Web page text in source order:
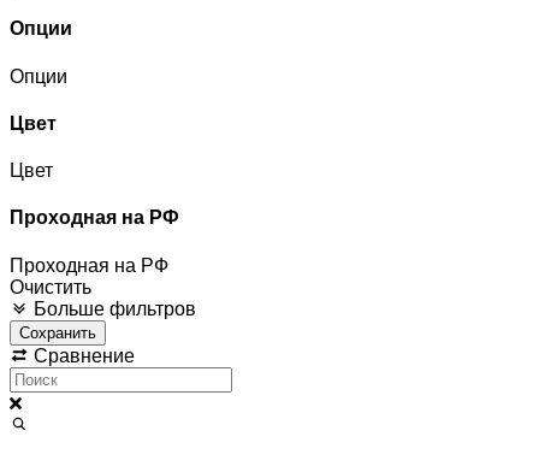
Опции
Опции
Цвет
Цвет
Проходная на РФ
Проходная на РФ
Очистить
Больше фильтров
Сохранить
Сравнение